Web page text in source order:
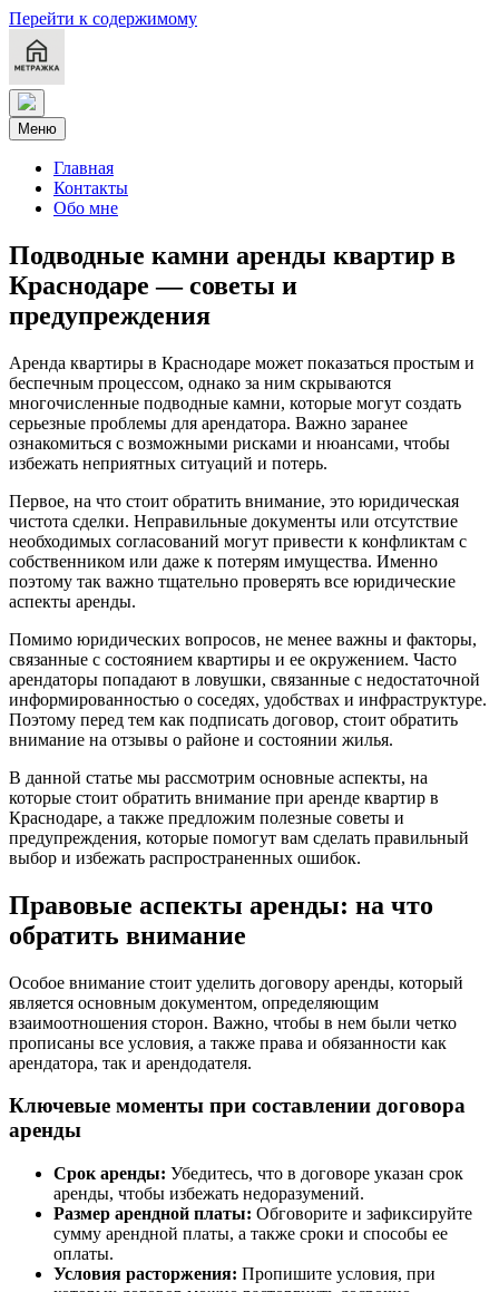
Перейти к содержимому
Меню
Главная
Контакты
Обо мне
Подводные камни аренды квартир в
Краснодаре — советы и
предупреждения
Аренда квартиры в Краснодаре может показаться простым и
беспечным процессом, однако за ним скрываются
многочисленные подводные камни, которые могут создать
серьезные проблемы для арендатора. Важно заранее
ознакомиться с возможными рисками и нюансами, чтобы
избежать неприятных ситуаций и потерь.
Первое, на что стоит обратить внимание, это юридическая
чистота сделки. Неправильные документы или отсутствие
необходимых согласований могут привести к конфликтам с
собственником или даже к потерям имущества. Именно
поэтому так важно тщательно проверять все юридические
аспекты аренды.
Помимо юридических вопросов, не менее важны и факторы,
связанные с состоянием квартиры и ее окружением. Часто
арендаторы попадают в ловушки, связанные с недостаточной
информированностью о соседях, удобствах и инфраструктуре.
Поэтому перед тем как подписать договор, стоит обратить
внимание на отзывы о районе и состоянии жилья.
В данной статье мы рассмотрим основные аспекты, на
которые стоит обратить внимание при аренде квартир в
Краснодаре, а также предложим полезные советы и
предупреждения, которые помогут вам сделать правильный
выбор и избежать распространенных ошибок.
Правовые аспекты аренды: на что
обратить внимание
Особое внимание стоит уделить договору аренды, который
является основным документом, определяющим
взаимоотношения сторон. Важно, чтобы в нем были четко
прописаны все условия, а также права и обязанности как
арендатора, так и арендодателя.
Ключевые моменты при составлении договора
аренды
Срок аренды: Убедитесь, что в договоре указан срок
аренды, чтобы избежать недоразумений.
Размер арендной платы: Обговорите и зафиксируйте
сумму арендной платы, а также сроки и способы ее
оплаты.
Условия расторжения: Пропишите условия, при